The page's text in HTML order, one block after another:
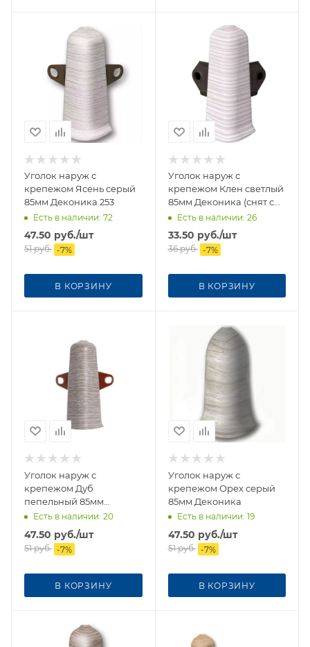
Уголок наруж с
крепежом Ясень серый
85мм Деконика 253
Есть в наличии: 72
47.50 руб./шт
51руб. -7%
В КОРЗИНУ
Уголок наруж с
крепежом Клен светлый
85мм Деконика (снят с
производства)
Есть в наличии: 26
33.50 руб./шт
36руб. -7%
В КОРЗИНУ
Уголок наруж с
крепежом Дуб
пепельный 85мм
Деконика
Есть в наличии: 20
47.50 руб./шт
51руб. -7%
В КОРЗИНУ
Уголок наруж с
крепежом Орех серый
85мм Деконика
Есть в наличии: 19
47.50 руб./шт
51руб. -7%
В КОРЗИНУ